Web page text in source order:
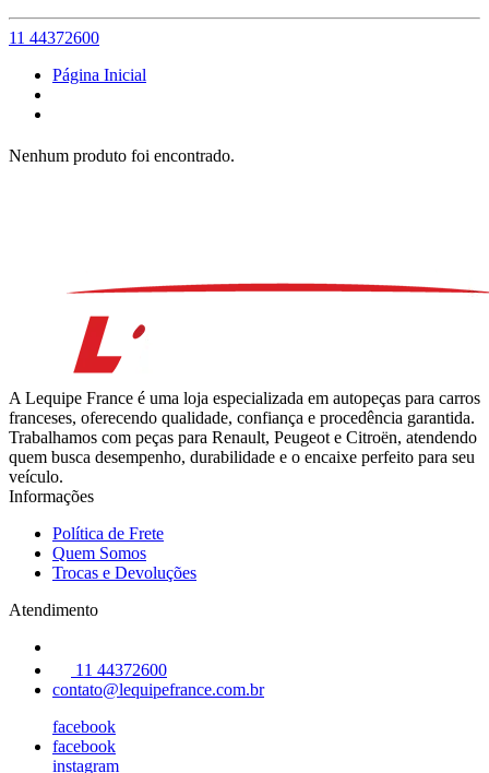
11 44372600
Página Inicial
Nenhum produto foi encontrado.
A Lequipe France é uma loja especializada em autopeças para carros
franceses, oferecendo qualidade, confiança e procedência garantida.
Trabalhamos com peças para Renault, Peugeot e Citroën, atendendo
quem busca desempenho, durabilidade e o encaixe perfeito para seu
veículo.
Informações
Política de Frete
Quem Somos
Trocas e Devoluções
Atendimento
11 44372600
contato@lequipefrance.com.br
facebook
facebook
instagram